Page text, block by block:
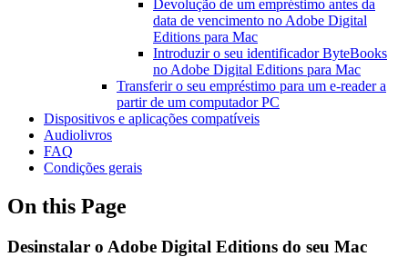
Devolução de um empréstimo antes da
data de vencimento no Adobe Digital
Editions para Mac
Introduzir o seu identificador ByteBooks
no Adobe Digital Editions para Mac
Transferir o seu empréstimo para um e-reader a
partir de um computador PC
Dispositivos e aplicações compatíveis
Audiolivros
FAQ
Condições gerais
On this Page
Desinstalar o Adobe Digital Editions do seu Mac